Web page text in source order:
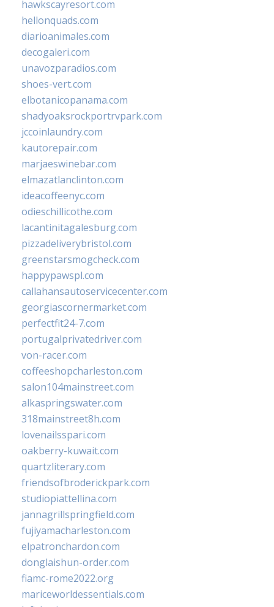
hawkscayresort.com
hellonquads.com
diarioanimales.com
decogaleri.com
unavozparadios.com
shoes-vert.com
elbotanicopanama.com
shadyoaksrockportrvpark.com
jccoinlaundry.com
kautorepair.com
marjaeswinebar.com
elmazatlanclinton.com
ideacoffeenyc.com
odieschillicothe.com
lacantinitagalesburg.com
pizzadeliverybristol.com
greenstarsmogcheck.com
happypawspl.com
callahansautoservicecenter.com
georgiascornermarket.com
perfectfit24-7.com
portugalprivatedriver.com
von-racer.com
coffeeshopcharleston.com
salon104mainstreet.com
alkaspringswater.com
318mainstreet8h.com
lovenailsspari.com
oakberry-kuwait.com
quartzliterary.com
friendsofbroderickpark.com
studiopiattellina.com
jannagrillspringfield.com
fujiyamacharleston.com
elpatronchardon.com
donglaishun-order.com
fiamc-rome2022.org
mariceworldessentials.com